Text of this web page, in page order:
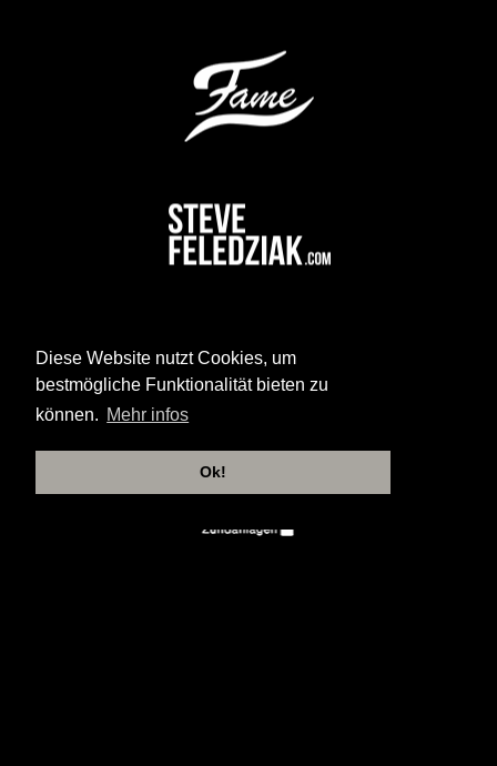
Diese Website nutzt Cookies, um
bestmögliche Funktionalität bieten zu
können. Mehr infos
Ok!